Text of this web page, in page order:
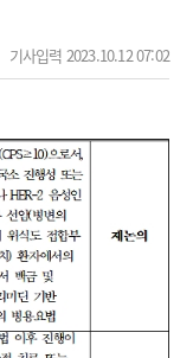
기사입력 2023.10.12 07:02